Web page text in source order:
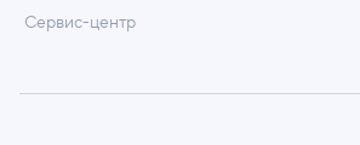
Сервис-центр